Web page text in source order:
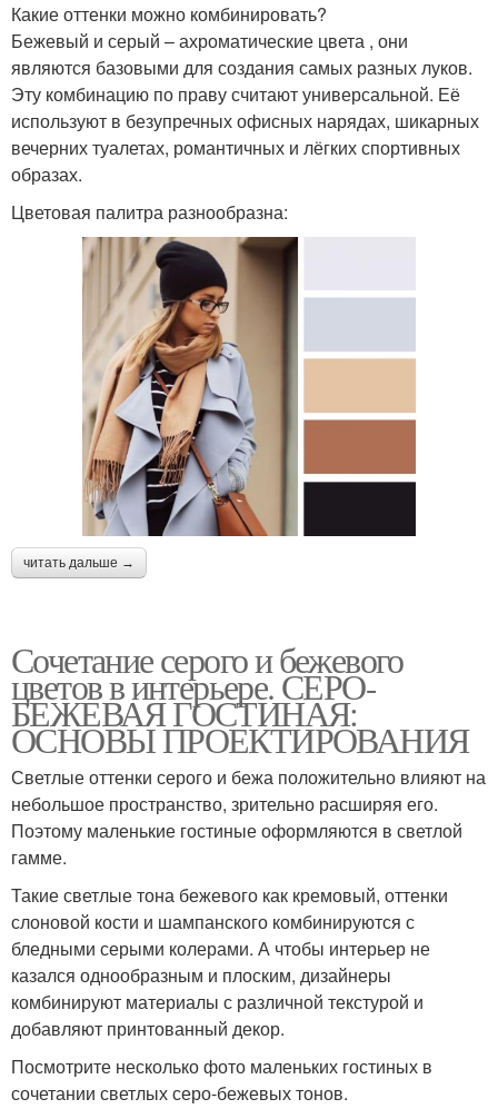
Какие оттенки можно комбинировать?
Бежевый и серый – ахроматические цвета , они
являются базовыми для создания самых разных луков.
Эту комбинацию по праву считают универсальной. Её
используют в безупречных офисных нарядах, шикарных
вечерних туалетах, романтичных и лёгких спортивных
образах.
Цветовая палитра разнообразна:
читать дальше →
Сочетание серого и бежевого
цветов в интерьере. СЕРО-
БЕЖЕВАЯ ГОСТИНАЯ:
ОСНОВЫ ПРОЕКТИРОВАНИЯ
Светлые оттенки серого и бежа положительно влияют на
небольшое пространство, зрительно расширяя его.
Поэтому маленькие гостиные оформляются в светлой
гамме.
Такие светлые тона бежевого как кремовый, оттенки
слоновой кости и шампанского комбинируются с
бледными серыми колерами. А чтобы интерьер не
казался однообразным и плоским, дизайнеры
комбинируют материалы с различной текстурой и
добавляют принтованный декор.
Посмотрите несколько фото маленьких гостиных в
сочетании светлых серо-бежевых тонов.